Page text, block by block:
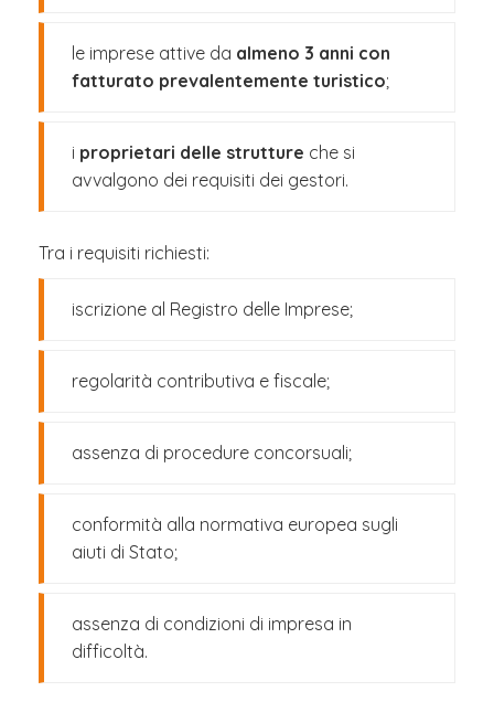
le imprese attive da almeno 3 anni con
fatturato prevalentemente turistico;
i proprietari delle strutture che si
avvalgono dei requisiti dei gestori.
Tra i requisiti richiesti:
iscrizione al Registro delle Imprese;
regolarità contributiva e fiscale;
assenza di procedure concorsuali;
conformità alla normativa europea sugli
aiuti di Stato;
assenza di condizioni di impresa in
difficoltà.